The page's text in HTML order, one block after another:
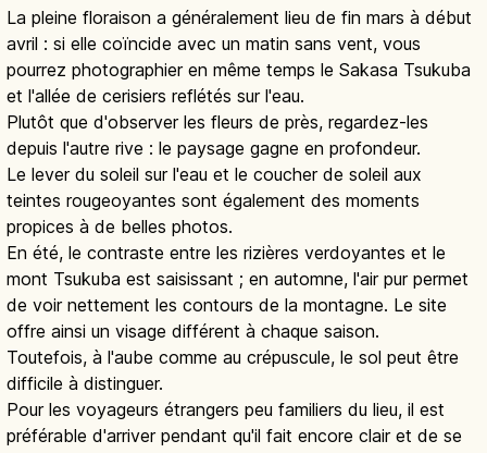
La pleine floraison a généralement lieu de fin mars à début
avril : si elle coïncide avec un matin sans vent, vous
pourrez photographier en même temps le Sakasa Tsukuba
et l'allée de cerisiers reflétés sur l'eau.
Plutôt que d'observer les fleurs de près, regardez-les
depuis l'autre rive : le paysage gagne en profondeur.
Le lever du soleil sur l'eau et le coucher de soleil aux
teintes rougeoyantes sont également des moments
propices à de belles photos.
En été, le contraste entre les rizières verdoyantes et le
mont Tsukuba est saisissant ; en automne, l'air pur permet
de voir nettement les contours de la montagne. Le site
offre ainsi un visage différent à chaque saison.
Toutefois, à l'aube comme au crépuscule, le sol peut être
difficile à distinguer.
Pour les voyageurs étrangers peu familiers du lieu, il est
préférable d'arriver pendant qu'il fait encore clair et de se